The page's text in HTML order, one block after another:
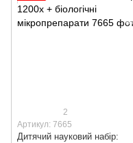
2
Артикул: 7665
Дитячий науковий набір: